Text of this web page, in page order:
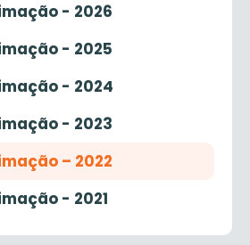
- 2026
- 2025
- 2024
- 2023
– 2022
- 2021